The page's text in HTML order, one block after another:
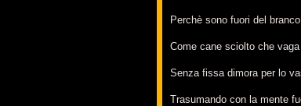
Perchè sono fuori del branco
Come cane sciolto che
Senza fissa dimora per lo
Trasumando con la mente